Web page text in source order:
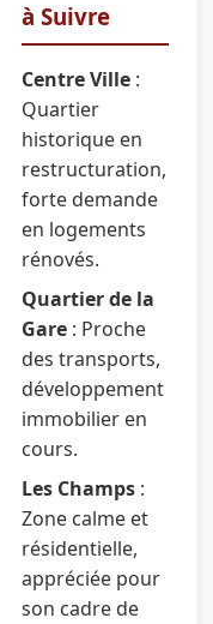
à Suivre
Centre Ville :
Quartier
historique en
restructuration,
forte demande
en logements
rénovés.
Quartier de la
Gare : Proche
des transports,
développement
immobilier en
cours.
Les Champs :
Zone calme et
résidentielle,
appréciée pour
son cadre de